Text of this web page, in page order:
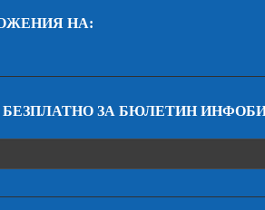
НА:
ЗА БЮЛЕТИН